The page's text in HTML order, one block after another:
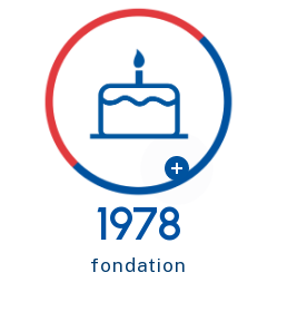
1978
fondation